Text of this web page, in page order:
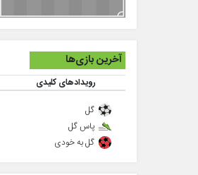
آخرین بازی‌ها
رویدادهای کلیدی
گل
پاس گل
گل به خودی